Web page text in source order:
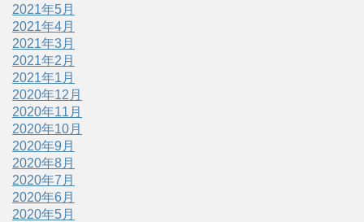
2021年5月
2021年4月
2021年3月
2021年2月
2021年1月
2020年12月
2020年11月
2020年10月
2020年9月
2020年8月
2020年7月
2020年6月
2020年5月